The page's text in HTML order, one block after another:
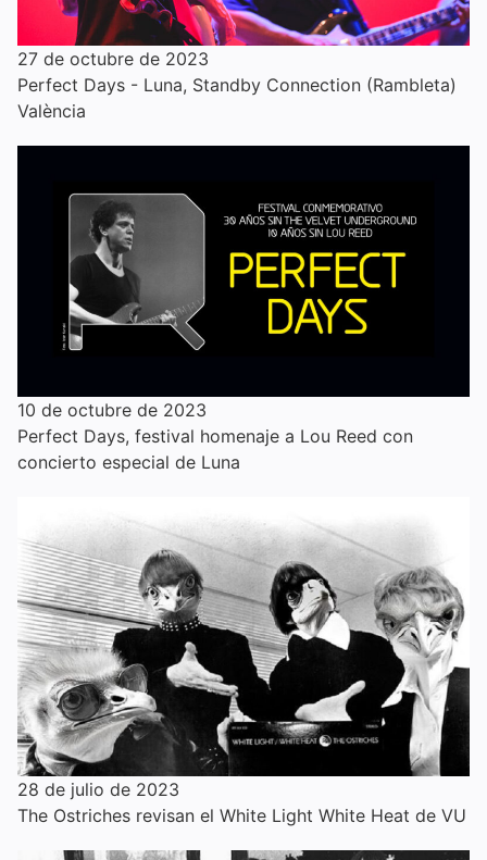
27 de octubre de 2023
Perfect Days - Luna, Standby Connection (Rambleta)
València
10 de octubre de 2023
Perfect Days, festival homenaje a Lou Reed con
concierto especial de Luna
28 de julio de 2023
The Ostriches revisan el White Light White Heat de VU